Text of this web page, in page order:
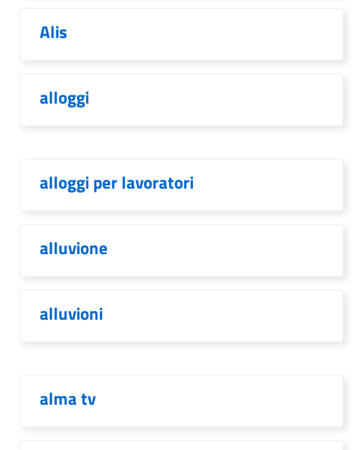
Alis
alloggi
alloggi per lavoratori
alluvione
alluvioni
alma tv